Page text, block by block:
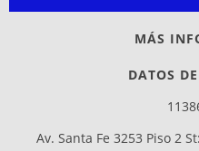
MÁS
DATOS
Av. Santa Fe 3253 Piso 2